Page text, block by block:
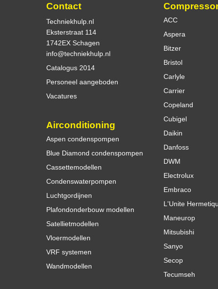
Contact
Techniekhulp.nl
Eksterstraat 114
1742EX Schagen
info@techniekhulp.nl
Catalogus 2014
Personeel aangeboden
Vacatures
Airconditioning
Aspen condenspompen
Blue Diamond condenspompen
Cassettemodellen
Condenswaterpompen
Luchtgordijnen
Plafondonderbouw modellen
Satellietmodellen
Vloermodellen
VRF systemen
Wandmodellen
ACC
Aspera
Bitzer
Bristol
Carlyle
Carrier
Copeland
Cubigel
Daikin
Danfoss
DWM
Electrolux
Embraco
L'Unite
Maneurop
Mitsubishi
Sanyo
Secop
Tecumseh